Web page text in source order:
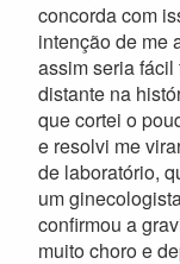
concorda com
intenção de me
assim seria
distante na
que cortei o
e resolvi me
de laboratório,
um
confirmou a
muito choro e